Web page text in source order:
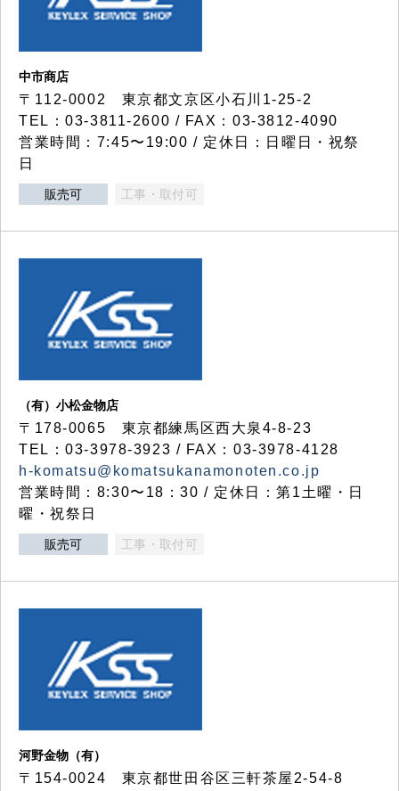
中市商店
〒112-0002 東京都文京区小石川1-25-2
TEL：03-3811-2600 / FAX：03-3812-4090
営業時間：7:45〜19:00 / 定休日：日曜日・祝祭
日
販売可 工事・取付可
（有）小松金物店
〒178-0065 東京都練馬区西大泉4-8-23
TEL：03-3978-3923 / FAX：03-3978-4128
h-komatsu@komatsukanamonoten.co.jp
営業時間：8:30〜18：30 / 定休日：第1土曜・日
曜・祝祭日
販売可 工事・取付可
河野金物（有）
〒154-0024 東京都世田谷区三軒茶屋2-54-8